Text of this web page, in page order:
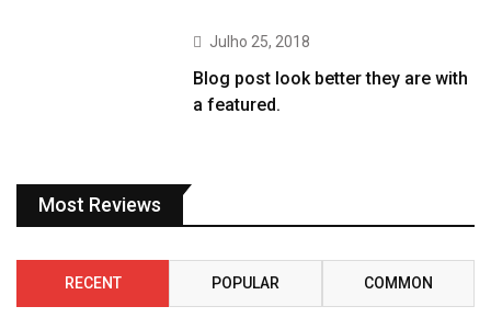
Julho 25, 2018
Blog post look better they are with
a featured.
Most Reviews
RECENT POPULAR COMMON